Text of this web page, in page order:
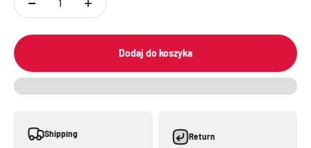
Dodaj do koszyka
Shipping Return